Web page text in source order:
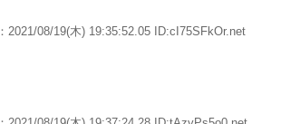
：2021/08/19(木) 19:35:52.05 ID:cI75SFkOr.net